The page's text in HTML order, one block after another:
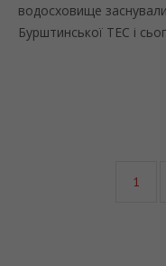
водосховище
Бурштинської ТЕС і
1